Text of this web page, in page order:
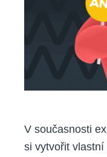
V současnosti
si vytvořit